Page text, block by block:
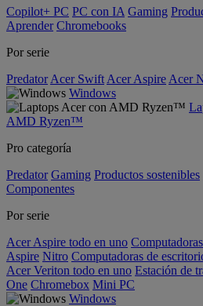
Copilot+ PC PC con IA Gaming
Aprender Chromebooks
Por serie
Predator Acer Swift Acer Aspire Acer
Windows
AMD Ryzen™
Pro categoría
Predator Gaming Productos sostenibles
Componentes
Por serie
Acer Aspire todo en uno
Aspire Nitro Computadoras de
Acer Veriton todo en uno Estación de
One Chromebox Mini PC
Windows